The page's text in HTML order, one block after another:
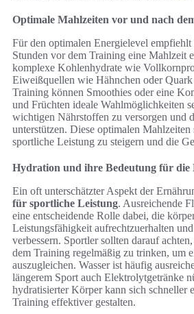
Optimale Mahlzeiten vor und nach
Für den optimalen Energielevel empfiehlt
Stunden vor dem Training eine Mahlzeit
komplexe Kohlenhydrate wie
Eiweißquellen wie Hähnchen oder
Training können Smoothies oder eine
und Früchten ideale Wahlmöglichkeiten
wichtigen Nährstoffen zu versorgen und
unterstützen. Diese optimalen
sportliche Leistung zu steigern und die
Hydration und ihre Bedeutung für die
Ein oft unterschätzter Aspekt der
für sportliche Leistung. Ausreichende
eine entscheidende Rolle dabei, die
Leistungsfähigkeit aufrechtzuerhalten
verbessern. Sportler sollten darauf
dem Training regelmäßig zu trinken, um
auszugleichen. Wasser ist häufig
längerem Sport auch Elektrolytgetränke
hydratisierter Körper kann sich schneller
Training effektiver gestalten.